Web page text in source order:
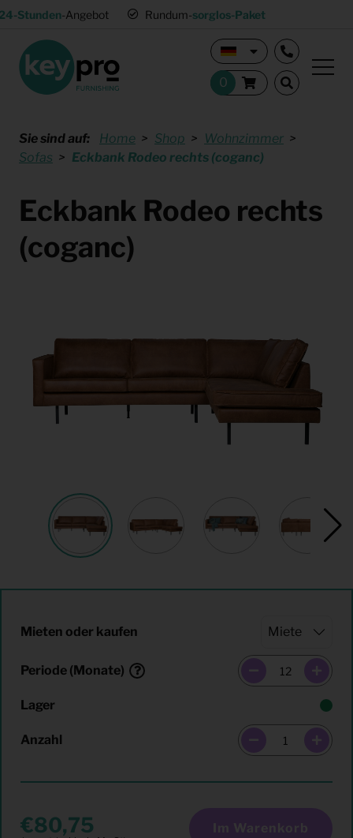
Stunden-Angebot Rundum-sorglos-Paket
Sie sind auf: Home Shop
Wohnzimmer
Sofas
Eckbank Rodeo rechts (coganc)
Eckbank Rodeo rechts
(coganc)
Mieten oder kaufen
Periode (Monate)
Lager
Anzahl
80,75 Im Warenkorb